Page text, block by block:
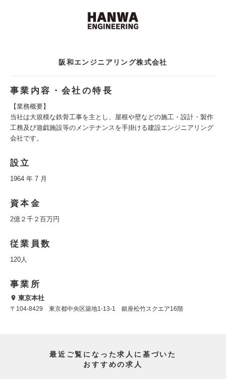
阪和エンジニアリング株式会社
事業内容・会社の特長
【業務概要】
当社は大規模な鉄骨工事を主とし、屋根や壁などの施工・設計・製作
工務及び遊戯施設等のメンテナンスを手掛ける建設エンジニアリング
会社です。
設立
1964 年 7 月
資本金
2億２千２百万円
従業員数
120人
事業所
東京本社
〒104-8429 東京都中央区築地1-13-1 銀座松竹スクエア16階
最近ご覧になった求人に基づいた
おすすめの求人